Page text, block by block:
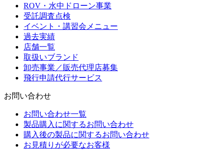
ROV・水中ドローン事業
受託調査点検
イベント・講習会メニュー
過去実績
店舗一覧
取扱いブランド
卸売事業／販売代理店募集
飛行申請代行サービス
お問い合わせ
お問い合わせ一覧
製品購入に関するお問い合わせ
購入後の製品に関するお問い合わせ
お見積りが必要なお客様